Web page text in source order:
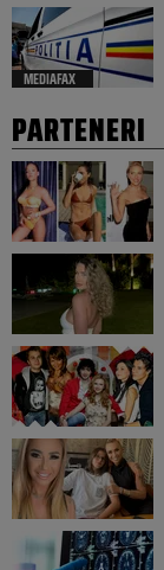
MEDIAFAX
PARTENERI